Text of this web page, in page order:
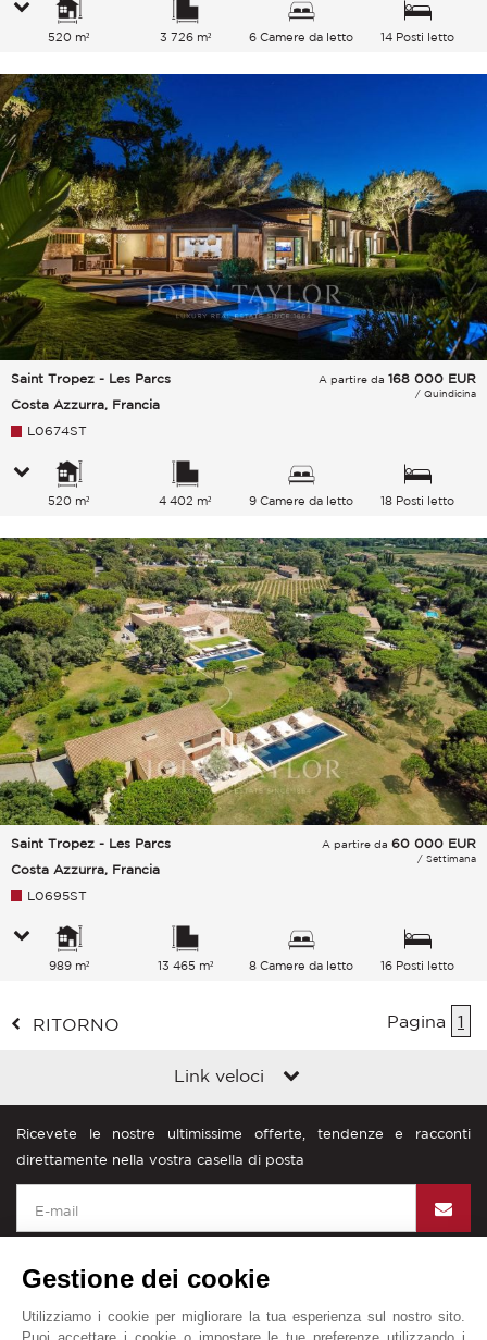
520 m² 3 726 m² 6 Camere da letto 14 Posti letto
Saint Tropez - Les Parcs
Costa Azzurra, Francia
A partire da 168 000 EUR
/ Quindicina
L0674ST
520 m² 4 402 m² 9 Camere da letto 18 Posti letto
Saint Tropez - Les Parcs
Costa Azzurra, Francia
A partire da 60 000 EUR
/ Settimana
L0695ST
989 m² 13 465 m² 8 Camere da letto 16 Posti letto
RITORNO Pagina 1
Link veloci
Ricevete le nostre ultimissime offerte, tendenze e racconti
direttamente nella vostra casella di posta
John Taylor nel mondo
Gestione dei cookie
Utilizziamo i cookie per migliorare la tua esperienza sul nostro sito.
Puoi accettare i cookie o impostare le tue preferenze utilizzando i